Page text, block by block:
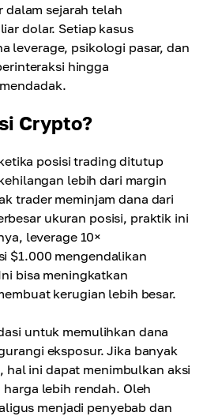
sejarah telah
dolar. Setiap kasus
leverage, psikologi pasar, dan
hingga
Crypto?
posisi trading ditutup
lebih dari margin
trader meminjam dana dari
ukuran posisi, praktik ini
leverage 10×
$1.000 mengendalikan
bisa meningkatkan
kerugian lebih besar.
untuk memulihkan dana
eksposur. Jika banyak
hal ini dapat menimbulkan aksi
lebih rendah. Oleh
menjadi penyebab dan